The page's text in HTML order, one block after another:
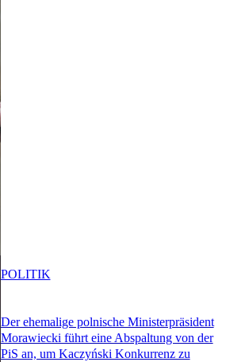
Der ehemalige polnische Ministerpräsident
Morawiecki führt eine Abspaltung von der
PiS an, um Kaczyński Konkurrenz zu
POLITIK